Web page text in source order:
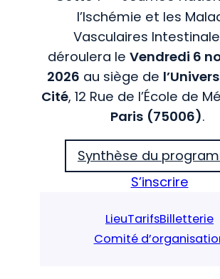
l’Ischémie et les
Vasculaires
déroulera le Vendredi 6
2026 au siège de
Cité, 12 Rue de l’École de
Paris (75006).
Synthèse du
S’inscrire
LieuTarifsBilletterie
Comité